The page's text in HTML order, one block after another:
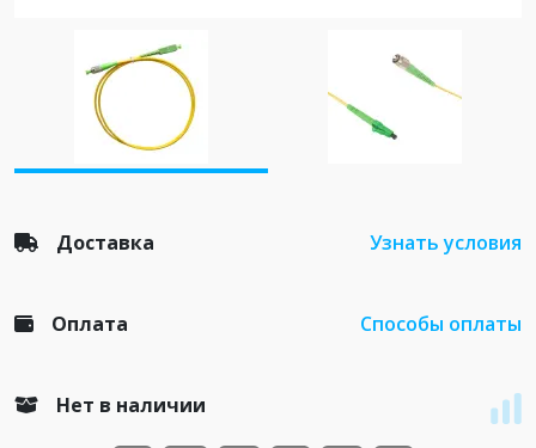
Доставка Узнать условия
Оплата Способы оплаты
Нет в наличии